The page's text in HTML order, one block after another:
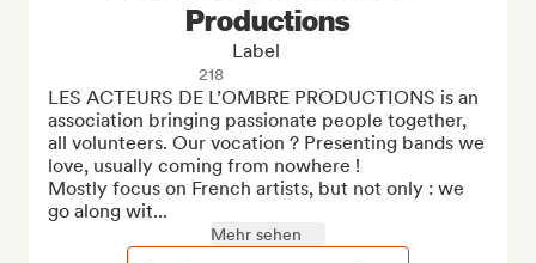
Productions
Label
218
LES ACTEURS DE L’OMBRE PRODUCTIONS is an
association bringing passionate people together,
all volunteers. Our vocation ? Presenting bands we
love, usually coming from nowhere !
Mostly focus on French artists, but not only : we
go along wit...
Mehr sehen